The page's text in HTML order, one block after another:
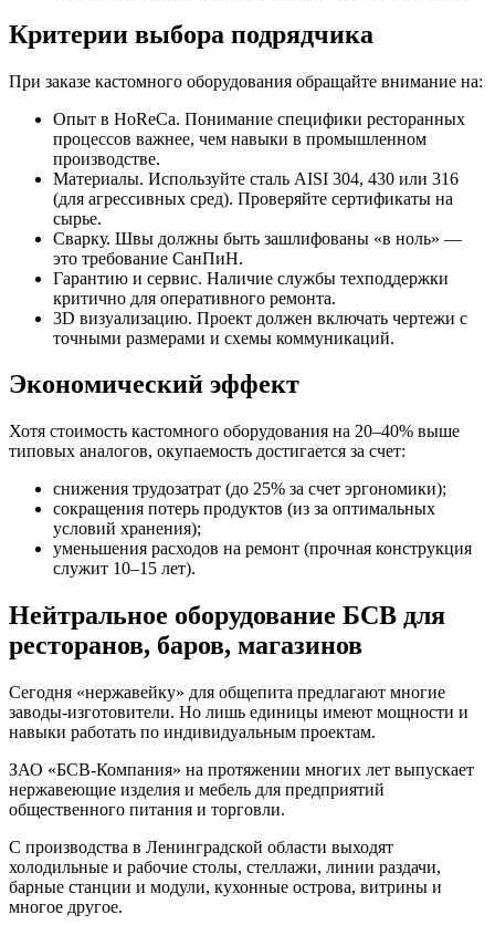
Критерии выбора подрядчика
При заказе кастомного оборудования обращайте внимание на:
Опыт в HoReCa. Понимание специфики ресторанных
процессов важнее, чем навыки в промышленном
производстве.
Материалы. Используйте сталь AISI 304, 430 или 316
(для агрессивных сред). Проверяйте сертификаты на
сырье.
Сварку. Швы должны быть зашлифованы «в ноль» —
это требование СанПиН.
Гарантию и сервис. Наличие службы техподдержки
критично для оперативного ремонта.
3D визуализацию. Проект должен включать чертежи с
точными размерами и схемы коммуникаций.
Экономический эффект
Хотя стоимость кастомного оборудования на 20–40% выше
типовых аналогов, окупаемость достигается за счет:
снижения трудозатрат (до 25% за счет эргономики);
сокращения потерь продуктов (из за оптимальных
условий хранения);
уменьшения расходов на ремонт (прочная конструкция
служит 10–15 лет).
Нейтральное оборудование БСВ для
ресторанов, баров, магазинов
Сегодня «нержавейку» для общепита предлагают многие
заводы-изготовители. Но лишь единицы имеют мощности и
навыки работать по индивидуальным проектам.
ЗАО «БСВ-Компания» на протяжении многих лет выпускает
нержавеющие изделия и мебель для предприятий
общественного питания и торговли.
С производства в Ленинградской области выходят
холодильные и рабочие столы, стеллажи, линии раздачи,
барные станции и модули, кухонные острова, витрины и
многое другое.